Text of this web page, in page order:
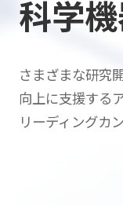
科学
さまざまな研究
向上に支援する
リーディングカ